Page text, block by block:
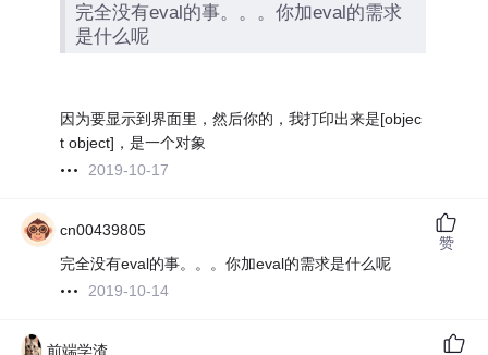
完全没有eval的事。。。你加eval的需求
是什么呢
因为要显示到界面里，然后你的，我打印出来是[objec
t object]，是一个对象
2019-10-17
cn00439805
完全没有eval的事。。。你加eval的需求是什么呢
2019-10-14
赞
前端学渣